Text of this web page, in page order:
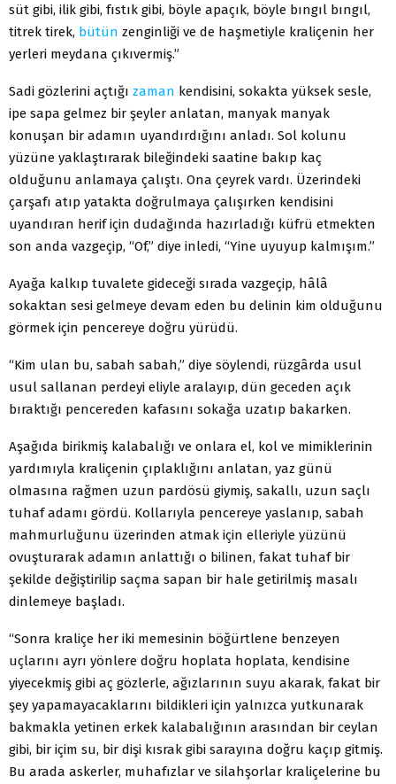
süt gibi, ilik gibi, fıstık gibi, böyle apaçık, böyle bıngıl bıngıl,
titrek tirek, bütün zenginliği ve de haşmetiyle kraliçenin her
yerleri meydana çıkıvermiş.”
Sadi gözlerini açtığı zaman kendisini, sokakta yüksek sesle,
ipe sapa gelmez bir şeyler anlatan, manyak manyak
konuşan bir adamın uyandırdığını anladı. Sol kolunu
yüzüne yaklaştırarak bileğindeki saatine bakıp kaç
olduğunu anlamaya çalıştı. Ona çeyrek vardı. Üzerindeki
çarşafı atıp yatakta doğrulmaya çalışırken kendisini
uyandıran herif için dudağında hazırladığı küfrü etmekten
son anda vazgeçip, “Of,” diye inledi, “Yine uyuyup kalmışım.”
Ayağa kalkıp tuvalete gideceği sırada vazgeçip, hâlâ
sokaktan sesi gelmeye devam eden bu delinin kim olduğunu
görmek için pencereye doğru yürüdü.
“Kim ulan bu, sabah sabah,” diye söylendi, rüzgârda usul
usul sallanan perdeyi eliyle aralayıp, dün geceden açık
bıraktığı pencereden kafasını sokağa uzatıp bakarken.
Aşağıda birikmiş kalabalığı ve onlara el, kol ve mimiklerinin
yardımıyla kraliçenin çıplaklığını anlatan, yaz günü
olmasına rağmen uzun pardösü giymiş, sakallı, uzun saçlı
tuhaf adamı gördü. Kollarıyla pencereye yaslanıp, sabah
mahmurluğunu üzerinden atmak için elleriyle yüzünü
ovuşturarak adamın anlattığı o bilinen, fakat tuhaf bir
şekilde değiştirilip saçma sapan bir hale getirilmiş masalı
dinlemeye başladı.
“Sonra kraliçe her iki memesinin böğürtlene benzeyen
uçlarını ayrı yönlere doğru hoplata hoplata, kendisine
yiyecekmiş gibi aç gözlerle, ağızlarının suyu akarak, fakat bir
şey yapamayacaklarını bildikleri için yalnızca yutkunarak
bakmakla yetinen erkek kalabalığının arasından bir ceylan
gibi, bir içim su, bir dişi kısrak gibi sarayına doğru kaçıp gitmiş.
Bu arada askerler, muhafızlar ve silahşorlar kraliçelerine bu